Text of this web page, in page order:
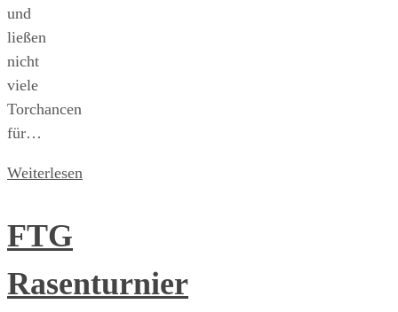
und
ließen
nicht
viele
Torchancen
für…
Weiterlesen
FTG
Rasenturnier